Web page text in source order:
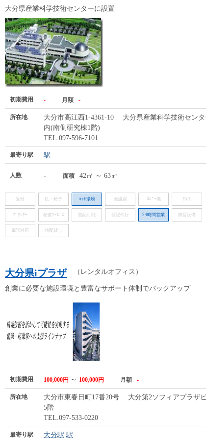
大分県産業科学技術センターに設置
初期費用 - 月額 -
所在地
大分市高江西1-4361-10 大分県産業科学技術センタ
内(南側研究棟1階)
TEL.097-596-7101
最寄り駅 駅
人数 - 面積 42㎡ ～ 63㎡
受付 机・椅子 ﾈｯﾄ環境 会議室 ｺﾋﾟｰ機 FAX
ﾌﾟﾘﾝﾀｰ 秘書ｻｰﾋﾞｽ 登記可能 登記代行 24時間営業 防音設備
電話対応 時間貸し
大分県iプラザ （レンタルオフィス）
創業に必要な施設環境と豊富なサポート体制でバックアップ
初期費用 100,000円 ～ 100,000円 月額 -
所在地
大分市東春日町17番20号 大分第2ソフィアプラザビ
5階
TEL.097-533-0220
最寄り駅 大分駅 駅